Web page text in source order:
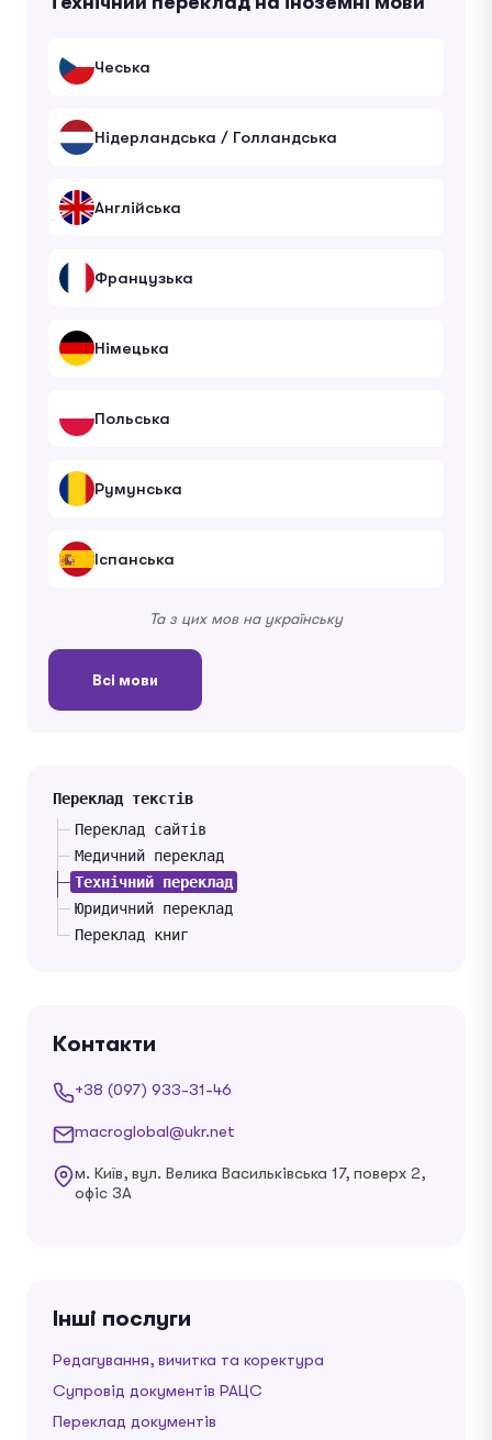
Чеська
Нідерландська / Голландська
Англійська
Французька
Німецька
Польська
Румунська
Іспанська
Та з цих мов на українську
Всі мови
Переклад текстів
Переклад сайтів
Медичний переклад
Технічний переклад
Юридичний переклад
Переклад книг
Контакти
+38 (097) 933-31-46
macroglobal@ukr.net
м. Київ, вул. Велика Васильківська 17, поверх 2,
офіс 3А
Інші послуги
Редагування, вичитка та коректура
Супровід документів РАЦС
Переклад документів